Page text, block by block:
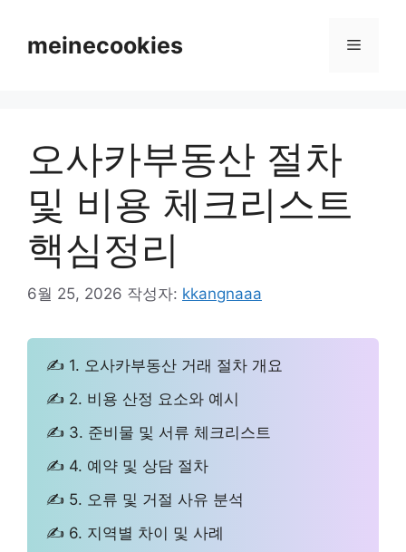
meinecookies 메
오사카부동산 절차
및 비용 체크리스트
핵심정리
6월 25, 2026 작성자: kkangnaaa
✍ 1. 오사카부동산 거래 절차 개요
✍ 2. 비용 산정 요소와 예시
✍ 3. 준비물 및 서류 체크리스트
✍ 4. 예약 및 상담 절차
✍ 5. 오류 및 거절 사유 분석
✍ 6. 지역별 차이 및 사례